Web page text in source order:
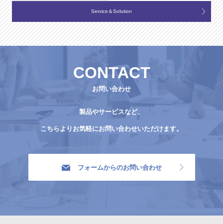
Service＆Solution
CONTACT
お問い合わせ
製品やサービスなど、
こちらよりお気軽にお問い合わせいただけます。
フォームからのお問い合わせ